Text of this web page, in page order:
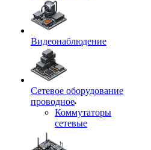
Видеонаблюдение
Сетевое оборудование
проводное
Коммутаторы
сетевые